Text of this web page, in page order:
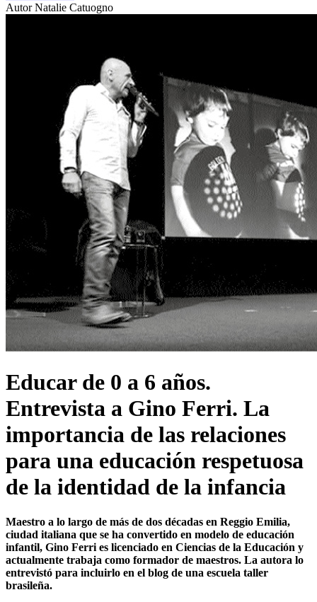
Autor Natalie Catuogno
Educar de 0 a 6 años.
Entrevista a Gino Ferri. La
importancia de las relaciones
para una educación respetuosa
de la identidad de la infancia
Maestro a lo largo de más de dos décadas en Reggio Emilia,
ciudad italiana que se ha convertido en modelo de educación
infantil, Gino Ferri es licenciado en Ciencias de la Educación y
actualmente trabaja como formador de maestros. La autora lo
entrevistó para incluirlo en el blog de una escuela taller
brasileña.